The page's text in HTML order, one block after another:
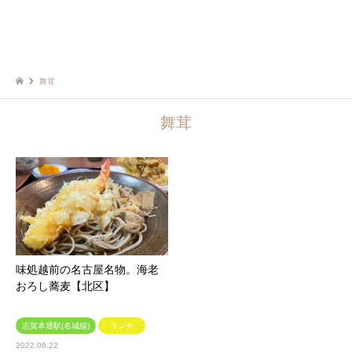
舞茸
舞茸
味処越前の名古屋名物。海老
おろし蕎麦【北区】
志賀本通駅(名城線) ランチ
2022.06.22